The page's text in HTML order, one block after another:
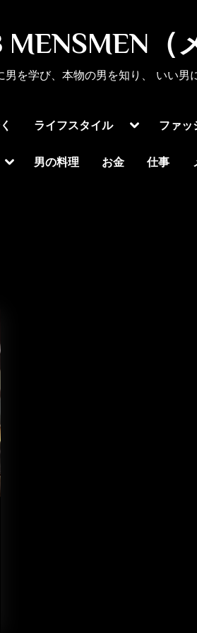
MENSMEN（
男を学び、本物の男を知り、 いい男
ライフスタイル
Toggleファッ
Toggle男の料理 お金 仕事